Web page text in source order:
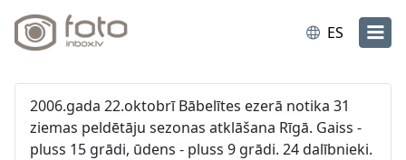
ES
2006.gada 22.oktobrī Bābelītes ezerā notika 31
ziemas peldētāju sezonas atklāšana Rīgā. Gaiss -
pluss 15 grādi, ūdens - pluss 9 grādi. 24 dalībnieki.